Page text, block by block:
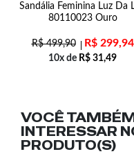
Sandália Feminina Luz Da
80110023 Ouro
R$499,90 R$299,94
10x de R$ 31,49
VOCÊ
INTERESSAR
PRODUTO(S)